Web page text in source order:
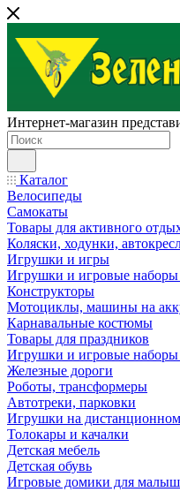
Интернет-магазин
Каталог
Велосипеды
Самокаты
Товары для активного
Коляски, ходунки,
Игрушки и игры
Игрушки и игровые наборы
Конструкторы
Мотоциклы, машины на
Карнавальные костюмы
Товары для праздников
Игрушки и игровые наборы
Железные дороги
Роботы, трансформеры
Автотреки, парковки
Игрушки на
Толокары и качалки
Детская мебель
Детская обувь
Игровые домики для